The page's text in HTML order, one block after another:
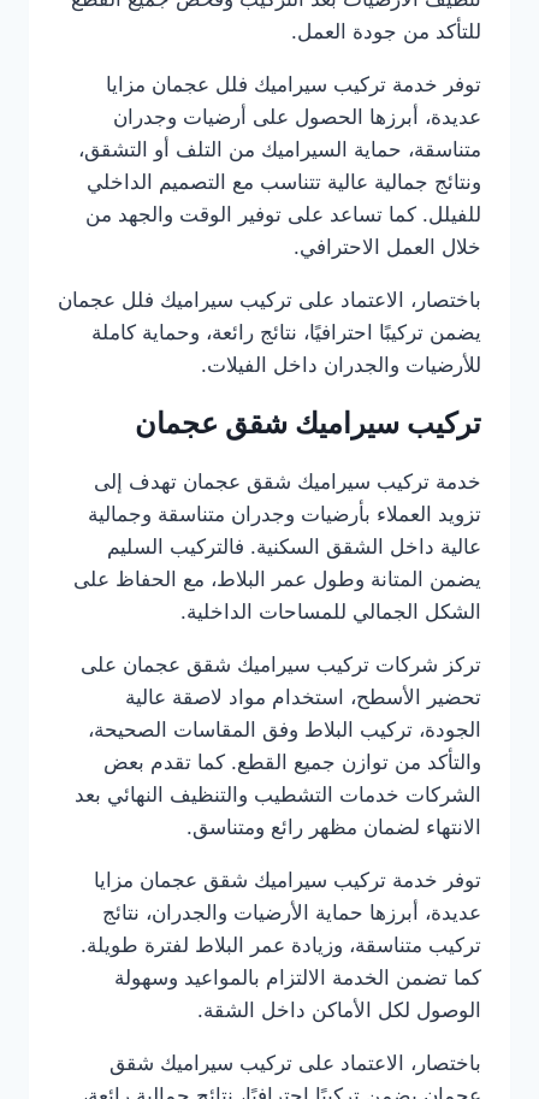
للتأكد من جودة العمل.
توفر خدمة تركيب سيراميك فلل عجمان مزايا
عديدة، أبرزها الحصول على أرضيات وجدران
متناسقة، حماية السيراميك من التلف أو التشقق،
ونتائج جمالية عالية تتناسب مع التصميم الداخلي
للفيلل. كما تساعد على توفير الوقت والجهد من
خلال العمل الاحترافي.
باختصار، الاعتماد على تركيب سيراميك فلل عجمان
يضمن تركيبًا احترافيًا، نتائج رائعة، وحماية كاملة
للأرضيات والجدران داخل الفيلات.
تركيب سيراميك شقق عجمان
خدمة تركيب سيراميك شقق عجمان تهدف إلى
تزويد العملاء بأرضيات وجدران متناسقة وجمالية
عالية داخل الشقق السكنية. فالتركيب السليم
يضمن المتانة وطول عمر البلاط، مع الحفاظ على
الشكل الجمالي للمساحات الداخلية.
تركز شركات تركيب سيراميك شقق عجمان على
تحضير الأسطح، استخدام مواد لاصقة عالية
الجودة، تركيب البلاط وفق المقاسات الصحيحة،
والتأكد من توازن جميع القطع. كما تقدم بعض
الشركات خدمات التشطيب والتنظيف النهائي بعد
الانتهاء لضمان مظهر رائع ومتناسق.
توفر خدمة تركيب سيراميك شقق عجمان مزايا
عديدة، أبرزها حماية الأرضيات والجدران، نتائج
تركيب متناسقة، وزيادة عمر البلاط لفترة طويلة.
كما تضمن الخدمة الالتزام بالمواعيد وسهولة
الوصول لكل الأماكن داخل الشقة.
باختصار، الاعتماد على تركيب سيراميك شقق